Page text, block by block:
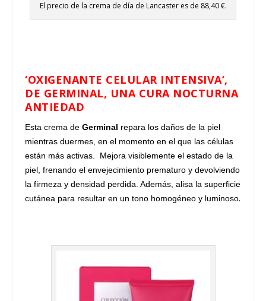
El precio de la crema de día de Lancaster es de 88,40 €.
‘OXIGENANTE CELULAR INTENSIVA’,
DE GERMINAL, UNA CURA NOCTURNA
ANTIEDAD
Esta crema deGerminal repara los daños de la piel
mientras duermes, en el momento en el que las células
están más activas. Mejora visiblemente el estado de la
piel, frenando el envejecimiento prematuro y devolviendo
la firmeza y densidad perdida. Además, alisa la superficie
cutánea para resultar en un tono homogéneo y luminoso.